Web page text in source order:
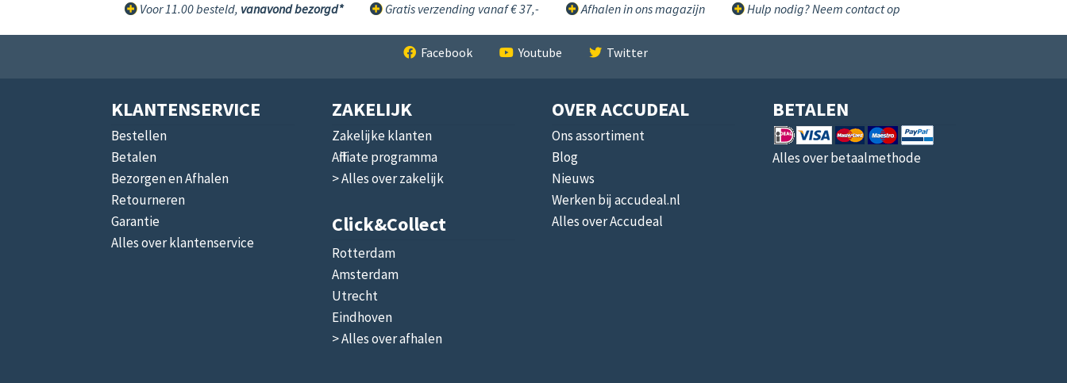
Voor 11.00 besteld, vanavond bezorgd* Gratis verzending vanaf € 37,- Afhalen in ons magazijn Hulp nodig? Neem contact op
Facebook Youtube Twitter
KLANTENSERVICE
Bestellen
Betalen
Bezorgen en Afhalen
Retourneren
Garantie
Alles over klantenservice
ZAKELIJK
Zakelijke klanten
Affiliate programma
> Alles over zakelijk
Click&collect
Rotterdam
Amsterdam
Utrecht
Eindhoven
> Alles over afhalen
OVER ACCUDEAL
Ons assortiment
Blog
Nieuws
Werken bij accudeal.nl
Alles over Accudeal
BETALEN
Alles over betaalmethode